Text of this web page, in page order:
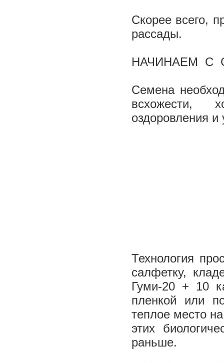
Скорее всего,
рассады.
НАЧИНАЕМ С
Семена
всхожести,
оздоровления
Технология
салфетку,
Гуми-20 + 10
пленкой или
теплое место
этих
раньше.